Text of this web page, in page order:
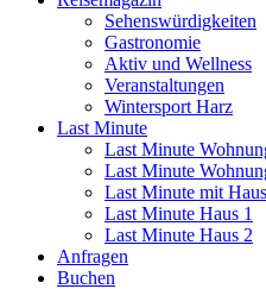
Sehenswürdigkeiten
Gastronomie
Aktiv und Wellness
Veranstaltungen
Wintersport Harz
Last Minute
Last Minute
Last Minute
Last Minute mit
Last Minute Haus 1
Last Minute Haus 2
Anfragen
Buchen